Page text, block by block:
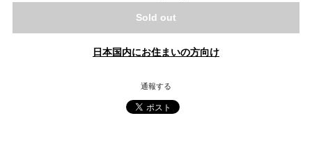
Sold out
日本国内にお住まいの方向け
通報する